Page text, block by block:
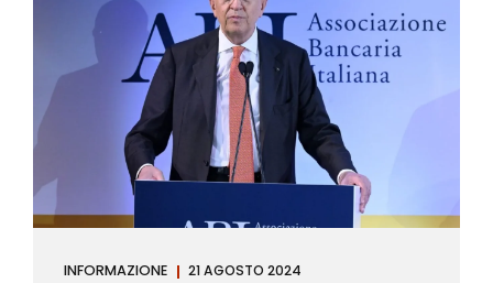
particolare rilevanza emesse nell’esercizio
dell’attività giurisdizionale. In questo numero
l’approfondimento è dedicato, in particolare: alla
recente normativa della UE sugli obblighi
antiriciclaggio (c.d. AML Package), tra cui il
Regolamento Antiriciclaggio e la Direttiva AML;
all’AMLA, ovvero alla nuova Autorità europea che
INFORMAZIONE 21 AGOSTO 2024